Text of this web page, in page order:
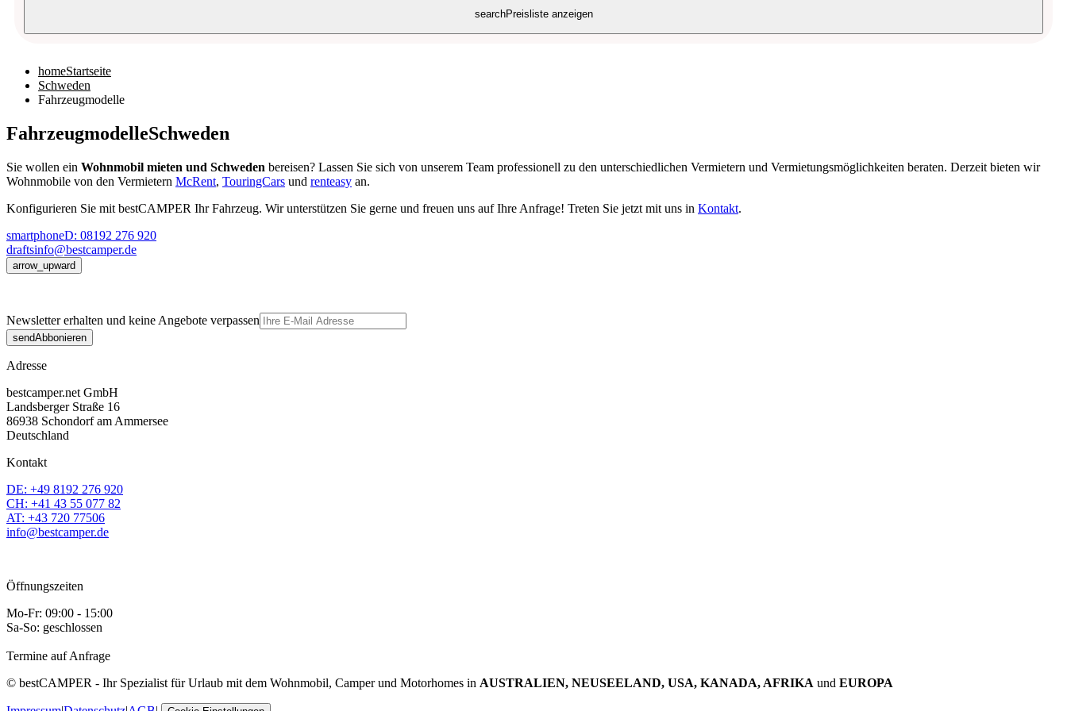
searchPreisliste anzeigen
homeStartseite
Schweden
Fahrzeugmodelle
FahrzeugmodelleSchweden
Sie wollen ein Wohnmobil mieten und Schweden bereisen? Lassen Sie sich von unserem Team professionell zu den unterschiedlichen Vermietern und Vermietungsmöglichkeiten beraten. Derzeit bieten wir
Wohnmobile von den Vermietern McRent, TouringCars und renteasy an.
Konfigurieren Sie mit bestCAMPER Ihr Fahrzeug. Wir unterstützen Sie gerne und freuen uns auf Ihre Anfrage! Treten Sie jetzt mit uns in Kontakt.
smartphoneD: 08192 276 920
draftsinfo@bestcamper.de
arrow_upward
Newsletter erhalten und keine Angebote verpassen
sendAbbonieren
Adresse
bestcamper.net GmbH
Landsberger Straße 16
86938 Schondorf am Ammersee
Deutschland
Kontakt
DE: +49 8192 276 920
CH: +41 43 55 077 82
AT: +43 720 77506
info@bestcamper.de
Öffnungszeiten
Mo-Fr: 09:00 - 15:00
Sa-So: geschlossen
Termine auf Anfrage
© bestCAMPER - Ihr Spezialist für Urlaub mit dem Wohnmobil, Camper und Motorhomes in AUSTRALIEN, NEUSEELAND, USA, KANADA, AFRIKA und EUROPA